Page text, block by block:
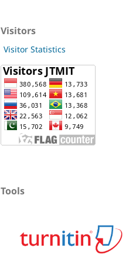
Visitors
Visitor Statistics
Tools